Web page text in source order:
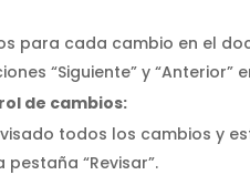
para cada cambio en el
“Siguiente” y “Anterior”
de cambios:
todos los cambios y
“Revisar”.